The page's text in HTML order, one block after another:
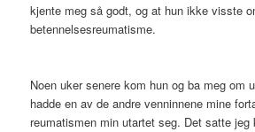
kjente meg så godt, og at hun ikke visste
betennelsesreumatisme.
Noen uker senere kom hun og ba meg om
hadde en av de andre venninnene mine
reumatismen min utartet seg. Det satte